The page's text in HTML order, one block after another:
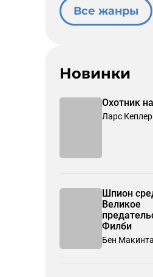
Все жанры
Новинки
Охотник
Ларс Кеплер
Шпион
Великое
Филби
Бен